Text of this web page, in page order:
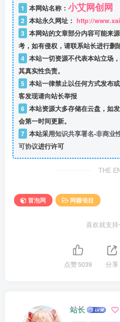
1 本网站名称： 小艾网创网
2 本站永久网址： http://
3 本网站的文章部分内容可能来
考，如有侵权，请联系站长进行删
4 本站一切资源不代表本站立场
其真实性负责。
5 本站一律禁止以任何方式发布
客发现请向站长举报
6 本站资源大多存储在云盘，如
会第一时间更新。
7 本站采用知识共享署名-非商业
可协议进行许可
THE
冒泡网 网赚项目
喜欢就支
点赞5039 分享
站长